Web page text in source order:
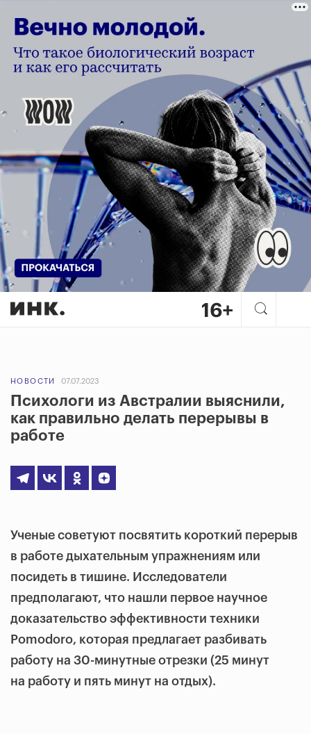
НОВОСТИ 07.07.2023
Психологи из Австралии выяснили,
как правильно делать перерывы в
работе
Ученые советуют посвятить короткий перерыв
в работе дыхательным упражнениям или
посидеть в тишине. Исследователи
предполагают, что нашли первое научное
доказательство эффективности техники
Pomodoro, которая предлагает разбивать
работу на 30-минутные отрезки (25 минут
на работу и пять минут на отдых).